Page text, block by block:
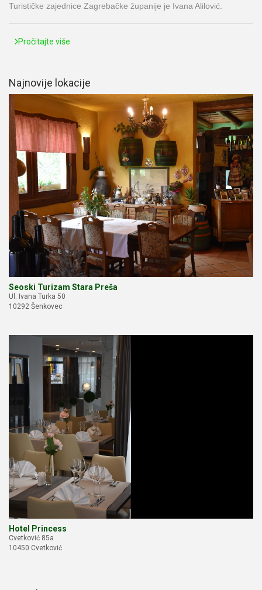
Turističke zajednice Zagrebačke županije je Ivana Alilović.
Pročitajte više
Najnovije lokacije
Seoski Turizam Stara Preša
Ul. Ivana Turka 50
10292 Šenkovec
Hotel Princess
Cvetković 85a
10450 Cvetković